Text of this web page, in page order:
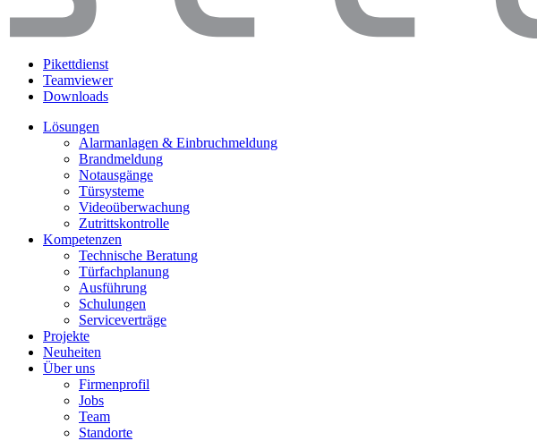
Pikettdienst
Teamviewer
Downloads
Lösungen
Alarmanlagen & Einbruchmeldung
Brandmeldung
Notausgänge
Türsysteme
Videoüberwachung
Zutrittskontrolle
Kompetenzen
Technische Beratung
Türfachplanung
Ausführung
Schulungen
Serviceverträge
Projekte
Neuheiten
Über uns
Firmenprofil
Jobs
Team
Standorte